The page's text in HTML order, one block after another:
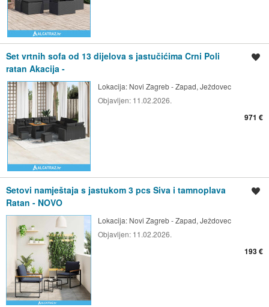
Set vrtnih sofa od 13 dijelova s jastučićima Crni Poli
ratan Akacija -
Lokacija: Novi Zagreb - Zapad, Ježdovec
Objavljen: 11.02.2026.
971 €
Setovi namještaja s jastukom 3 pcs Siva i tamnoplava
Ratan - NOVO
Lokacija: Novi Zagreb - Zapad, Ježdovec
Objavljen: 11.02.2026.
193 €